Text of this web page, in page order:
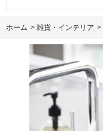
ホーム > 雑貨・インテリア >